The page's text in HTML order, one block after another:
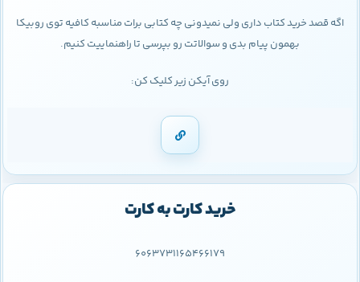
اگه قصد خرید کتاب داری ولی نمیدونی چه کتابی برات مناسبه کافیه توی روبیکا
بهمون پیام بدی و سوالاتت رو بپرسی تا راهنماییت کنیم.
روی آیکن زیر کلیک کن:
خرید کارت به کارت
6063731165466179